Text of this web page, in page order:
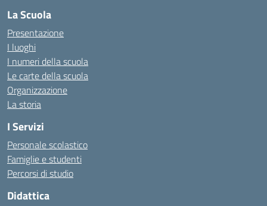
La Scuola
Presentazione
I luoghi
I numeri della scuola
Le carte della scuola
Organizzazione
La storia
I Servizi
Personale scolastico
Famiglie e studenti
Percorsi di studio
Didattica